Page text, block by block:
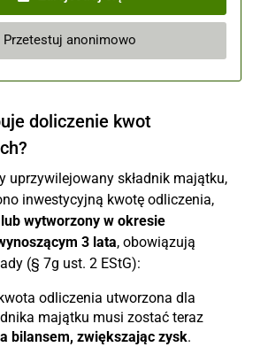
Przetestuj anonimowo
doliczenie kwot
uprzywilejowany składnik majątku,
inwestycyjną kwotę odliczenia,
wytworzony w okresie
3 lata, obowiązują
(§ 7g ust. 2 EStG):
odliczenia utworzona dla
majątku musi zostać teraz
bilansem, zwiększając zysk.